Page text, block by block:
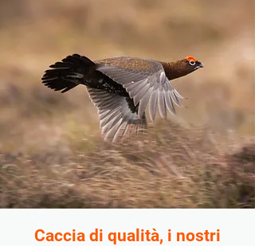
Caccia di qualità, i nostri